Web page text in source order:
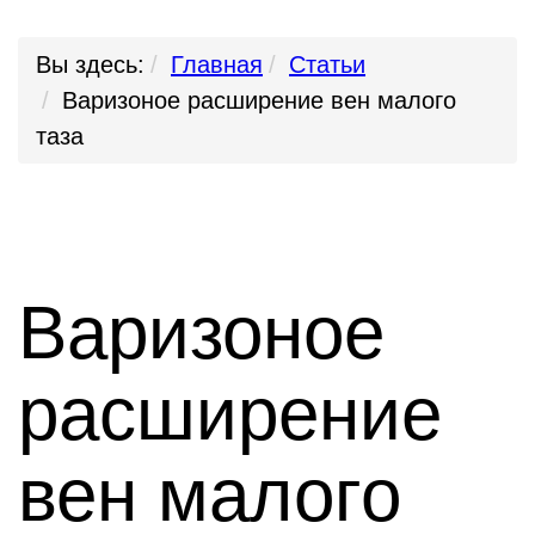
Вы здесь: Главная
Статьи
Варизоное расширение вен малого
таза
Варизоное
расширение
вен малого